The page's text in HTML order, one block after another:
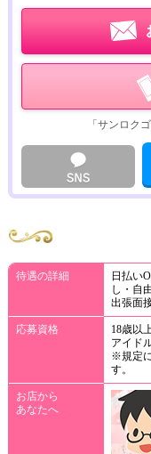
「サンロク
待遇の詳細
日払い
し・自
出張面
応募資格
18歳以
アイド
※規定
す。
お店から
あなたへ